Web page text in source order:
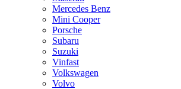
Mercedes Benz
Mini Cooper
Porsche
Subaru
Suzuki
Vinfast
Volkswagen
Volvo